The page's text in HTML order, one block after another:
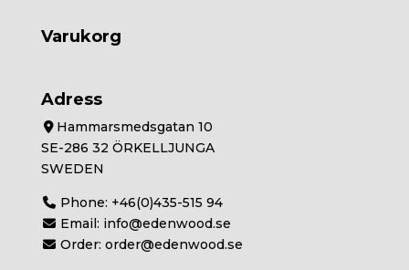
Varukorg
Adress
Hammarsmedsgatan 10
SE-286 32 ÖRKELLJUNGA
SWEDEN
Phone: +46(0)435-515 94
Email: info@edenwood.se
Order:order@edenwood.se